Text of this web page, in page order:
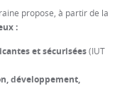
propose, à partir de la
:
et sécurisées(IUT
développement,